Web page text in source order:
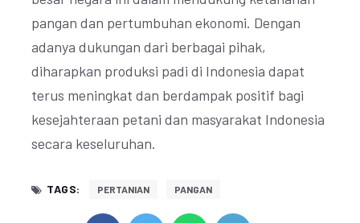
pangan dan pertumbuhan ekonomi. Dengan
adanya dukungan dari berbagai pihak,
diharapkan produksi padi di Indonesia dapat
terus meningkat dan berdampak positif bagi
kesejahteraan petani dan masyarakat Indonesia
secara keseluruhan.
TAGS: PERTANIAN PANGAN